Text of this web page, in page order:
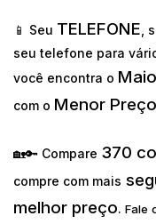
📱 Seu TELEFONE ,
seu telefone para
você encontra o
com o Menor Preço
🏡🔑 Compare 370
compre com mais
melhor preço. Fale